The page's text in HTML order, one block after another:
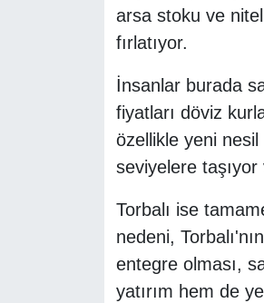
arsa stoku ve
fırlatıyor.
İnsanlar burada
fiyatları döviz
özellikle yeni nesil
seviyelere
Torbalı ise
nedeni,
entegre olması,
yatırım hem de